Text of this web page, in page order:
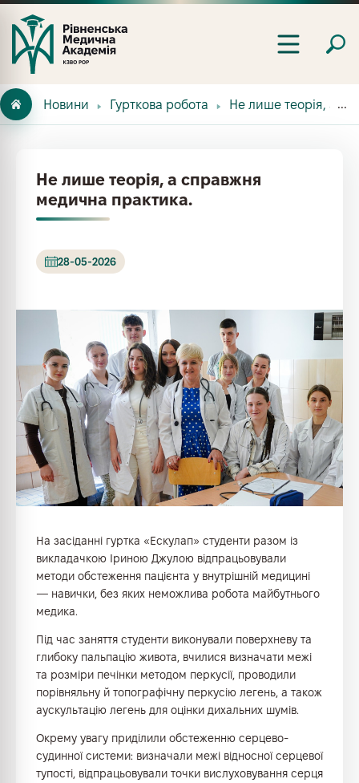
Новини Гурткова робота Не лише теорія, а
Не лише теорія, а справжня
медична практика.
28-05-2026
На засіданні гуртка «Ескулап» студенти разом із
викладачкою Іриною Джулою відпрацьовували
методи обстеження пацієнта у внутрішній медицині
— навички, без яких неможлива робота майбутнього
медика.
Під час заняття студенти виконували поверхневу та
глибоку пальпацію живота, вчилися визначати межі
та розміри печінки методом перкусії, проводили
порівняльну й топографічну перкусію легень, а також
аускультацію легень для оцінки дихальних шумів.
Окрему увагу приділили обстеженню серцево-
судинної системи: визначали межі відносної серцевої
тупості, відпрацьовували точки вислуховування серця